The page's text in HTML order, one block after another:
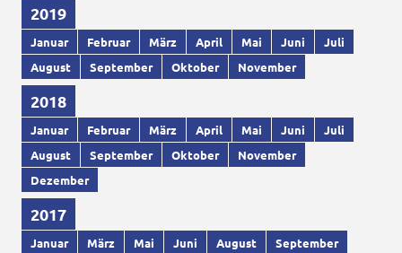
2019
Januar Februar März April Mai Juni
Juli
August
September Oktober November
2018
Januar Februar März April Mai Juni
Juli
August
September Oktober
November
Dezember
2017
Januar März Mai Juni August
September